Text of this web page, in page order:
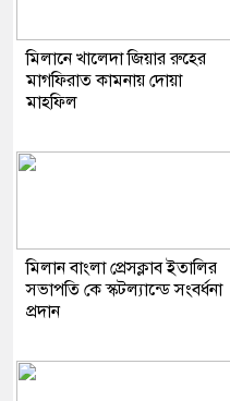
মিলানে খালেদা জিয়ার রুহের
মাগফিরাত কামনায় দোয়া
মাহফিল
মিলান বাংলা প্রেসক্লাব ইতালির
সভাপতি কে স্কটল্যান্ডে সংবর্ধনা
প্রদান